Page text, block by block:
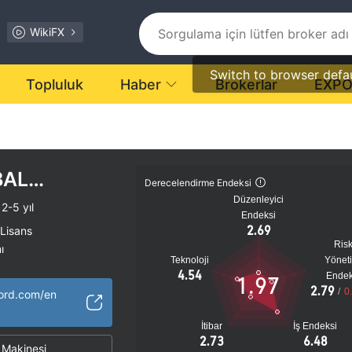
WikiFX
Switch to browser
Topluluk Haber Brokerlar EXPO
2-5 yıl
en
Derecelendirme Endeksi
Düzenleyici
Endeksi
2.69
Teknoloji
4.54
İtibar
2.73
İş Endeksi
6.48
2.79 /
1.97